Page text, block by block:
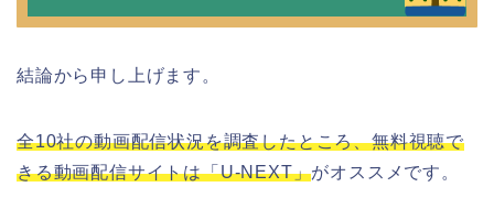
結論から申し上げます。
全10社の動画配信状況を調査したところ、無料視聴で
きる動画配信サイトは「U-NEXT」がオススメです。